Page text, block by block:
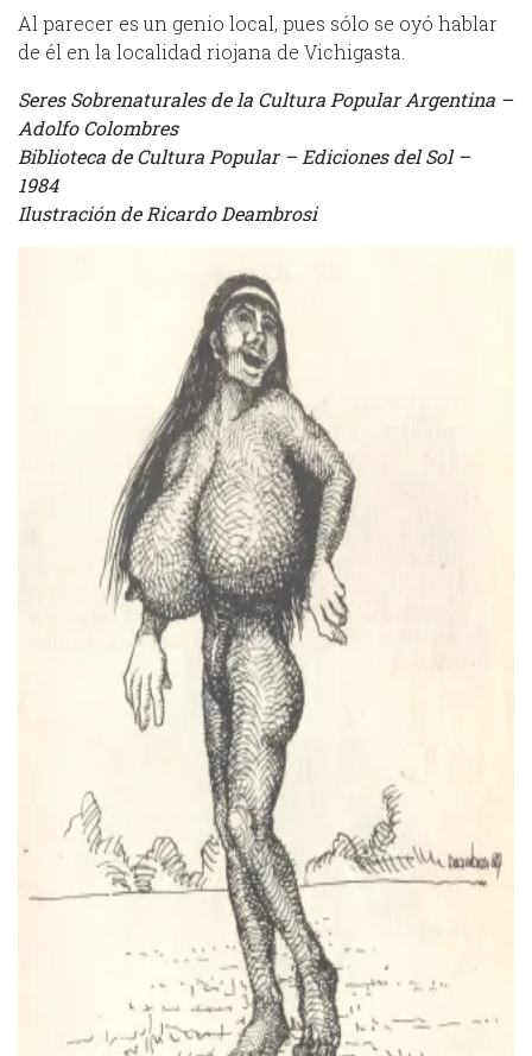
Al parecer es un genio local, pues sólo se oyó hablar
de él en la localidad riojana de Vichigasta.
Seres Sobrenaturales de la Cultura Popular Argentina –
Adolfo Colombres
Biblioteca de Cultura Popular – Ediciones del Sol –
1984
Ilustración de Ricardo Deambrosi